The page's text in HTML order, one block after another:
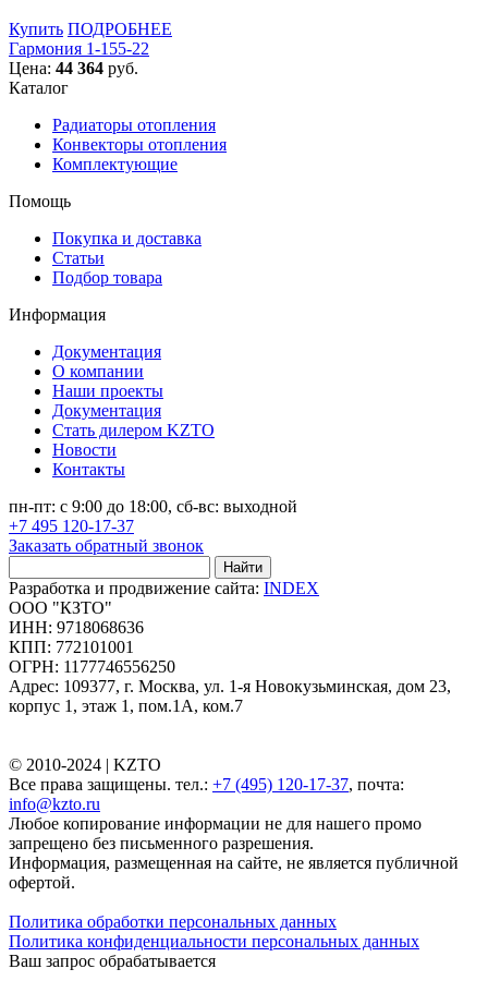
Купить ПОДРОБНЕЕ
Гармония 1-155-22
Цена: 44 364 руб.
Каталог
Радиаторы отопления
Конвекторы отопления
Комплектующие
Помощь
Покупка и доставка
Статьи
Подбор товара
Информация
Документация
О компании
Наши проекты
Документация
Стать дилером KZTO
Новости
Контакты
пн-пт: с 9:00 до 18:00, сб-вс: выходной
+7 495 120-17-37
Заказать обратный звонок
Найти
Разработка и продвижение сайта: INDEX
ООО "КЗТО"
ИНН: 9718068636
КПП: 772101001
ОГРН: 1177746556250
Адрес: 109377, г. Москва, ул. 1-я Новокузьминская, дом 23,
корпус 1, этаж 1, пом.1А, ком.7
© 2010-2024 | KZTO
Все права защищены. тел.: +7 (495) 120-17-37, почта:
info@kzto.ru
Любое копирование информации не для нашего промо
запрещено без письменного разрешения.
Информация, размещенная на сайте, не является публичной
офертой.
Политика обработки персональных данных
Политика конфиденциальности персональных данных
Ваш запрос обрабатывается